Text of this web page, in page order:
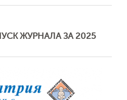
ЖУРНАЛА ЗА 2025